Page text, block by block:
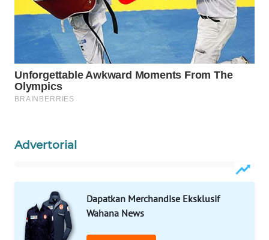
Advertorial
Dapatkan Merchandise Eksklusif
Wahana News
WAHANANEWS
ID
WAHANANEWS
CO ID
WAHANA
UMKM